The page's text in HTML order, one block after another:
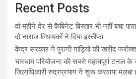
Recent Posts
दो महीने देर से कैबिनेट विस्तार भी नहीं बचा
दो नाराज विधायकों ने दिया इस्तीफा
केंद्र सरकार ने पुरानी गाड़ियों की खरीद
चारधाम परियोजना की सबसे महत्वपूर्ण टनल के
जिलाधिकारी रुद्रप्रयाग ने शुरू करवाया मलबा